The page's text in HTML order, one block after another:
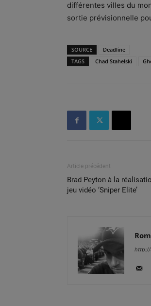
différentes villes du
sortie prévisionnelle
SOURCE
Deadline
TAGS
Chad Stahelski
Article précédent
Brad Peyton à la
jeu vidéo ‘Sniper Elite’
http://